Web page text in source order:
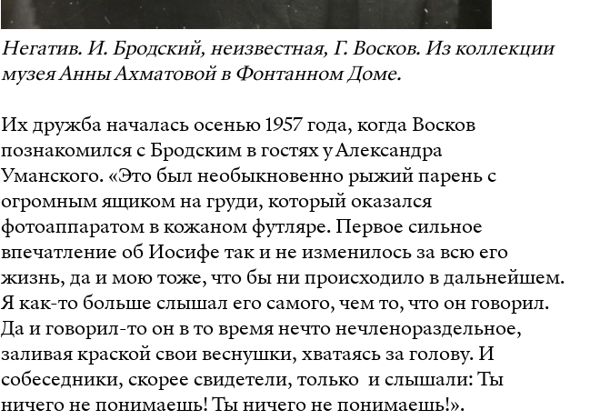
Негатив. И. Бродский, неизвестная, Г. Восков. Из коллекции
музея Анны Ахматовой в Фонтанном Доме.
Их дружба началась осенью 1957 года, когда Восков
познакомился с Бродским в гостях у Александра
Уманского. «Это был необыкновенно рыжий парень с
огромным ящиком на груди, который оказался
фотоаппаратом в кожаном футляре. Первое сильное
впечатление об Иосифе так и не изменилось за всю его
жизнь, да и мою тоже, что бы ни происходило в дальнейшем.
Я как-то больше слышал его самого, чем то, что он говорил.
Да и говорил-то он в то время нечто нечленораздельное,
заливая краской свои веснушки, хватаясь за голову. И
собеседники, скорее свидетели, только и слышали: Ты
ничего не понимаешь! Ты ничего не понимаешь!».